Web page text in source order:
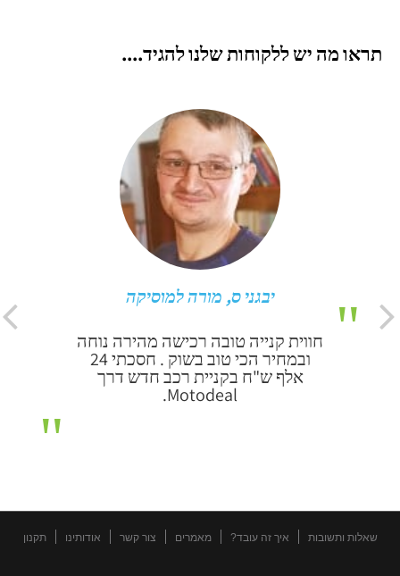
תראו מה יש ללקוחות שלנו להגיד....
יבגני ס, מורה למוסיקה
חווית קנייה טובה רכישה מהירה נוחה
ובמחיר הכי טוב בשוק . חסכתי 24
אלף ש"ח בקניית רכב חדש דרך
Motodeal.
שאלות ותשובות איך זה עובד? מאמרים צור קשר אודותינו תקנון